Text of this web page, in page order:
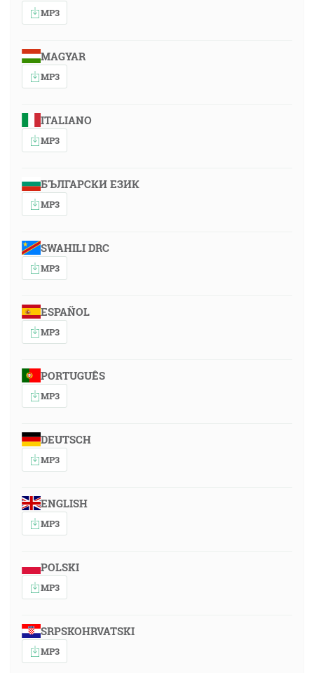
MP3
MAGYAR
MP3
ITALIANO
MP3
БЪЛГАРСКИ ЕЗИК
MP3
SWAHILI DRC
MP3
ESPAÑOL
MP3
PORTUGUÊS
MP3
DEUTSCH
MP3
ENGLISH
MP3
POLSKI
MP3
SRPSKOHRVATSKI
MP3